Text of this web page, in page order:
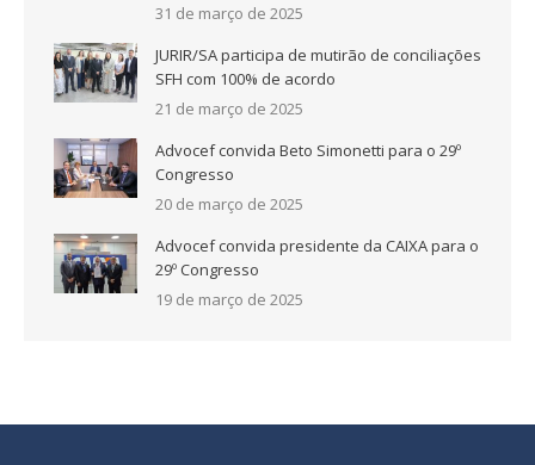
31 de março de 2025
JURIR/SA participa de mutirão de conciliações
SFH com 100% de acordo
21 de março de 2025
Advocef convida Beto Simonetti para o 29º
Congresso
20 de março de 2025
Advocef convida presidente da CAIXA para o
29º Congresso
19 de março de 2025